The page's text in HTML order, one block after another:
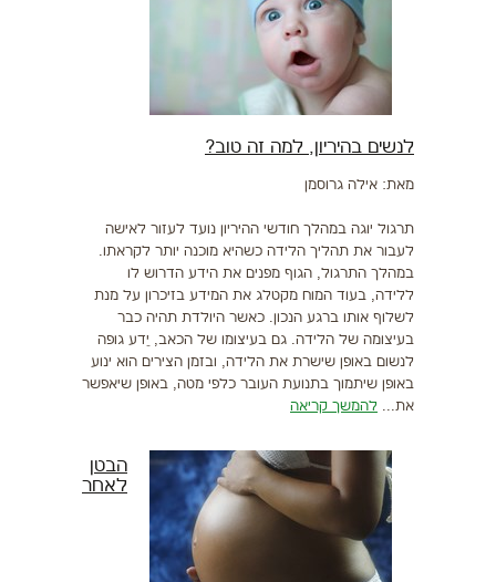
לנשים בהיריון, למה זה טוב?
מאת: אילה גרוסמן
תרגול יוגה במהלך חודשי ההיריון נועד לעזור לאישה
לעבור את תהליך הלידה כשהיא מוכנה יותר לקראתו.
במהלך התרגול, הגוף מפנים את הידע הדרוש לו
ללידה, בעוד המוח מקטלג את המידע בזיכרון על מנת
לשלוף אותו ברגע הנכון. כאשר היולדת תהיה כבר
בעיצומה של הלידה. גם בעיצומו של הכאב, יֵדע גופה
לנשום באופן שישרת את הלידה, ובזמן הצירים הוא ינוע
באופן שיתמוך בתנועת העובר כלפי מטה, באופן שיאפשר
את... להמשך קריאה
הבטן
לאחר